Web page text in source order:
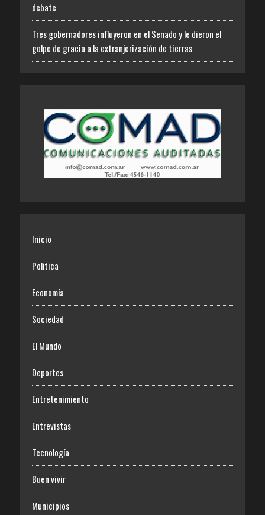
debate
Tres gobernadores influyeron en el Senado y le dieron el
golpe de gracia a la extranjerización de tierras
Inicio
Política
Economía
Sociedad
El Mundo
Deportes
Entretenimiento
Entrevistas
Tecnología
Buen vivir
Municipios